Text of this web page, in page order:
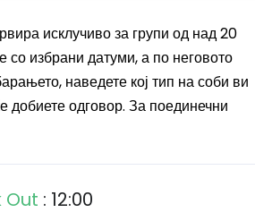
исклучиво за групи од над 20
со избрани датуми, а по неговото
наведете кој тип на соби ви
добиете одговор. За поединечни
Out : 12:00